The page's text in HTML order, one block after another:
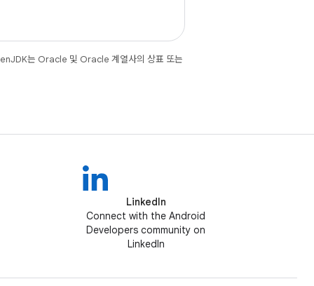
는 Oracle 및 Oracle 계열사의 상표 또는
LinkedIn
Connect with the Android
Developers community on
LinkedIn